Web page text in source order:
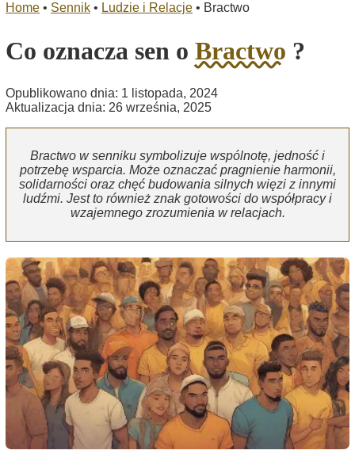
Home • Sennik • Ludzie i Relacje • Bractwo
Co oznacza sen o Bractwo ?
Opublikowano dnia: 1 listopada, 2024
Aktualizacja dnia: 26 września, 2025
Bractwo w senniku symbolizuje wspólnotę, jedność i
potrzebę wsparcia. Może oznaczać pragnienie harmonii,
solidarności oraz chęć budowania silnych więzi z innymi
ludźmi. Jest to również znak gotowości do współpracy i
wzajemnego zrozumienia w relacjach.